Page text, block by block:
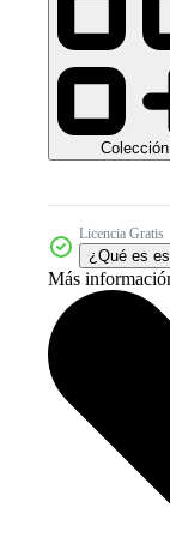
Colección
Licencia Gratis
¿Qué es
Más